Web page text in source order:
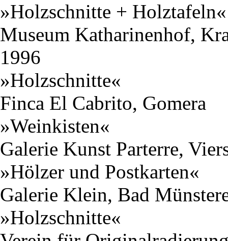
»Holzschnitte + Holztafeln«
Museum Katharinenhof,
1996
»Holzschnitte«
Finca El Cabrito, Gomera
»Weinkisten«
Galerie Kunst Parterre,
»Hölzer und Postkarten«
Galerie Klein, Bad
»Holzschnitte«